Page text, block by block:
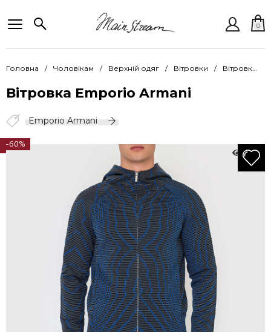
0
Головна Чоловікам Верхній одяг Вітровки Вітровка Emporio Armani EArT 3K1B6P 1JN9Z F049
Вітровка Emporio Armani
Emporio Armani
-60%
1930